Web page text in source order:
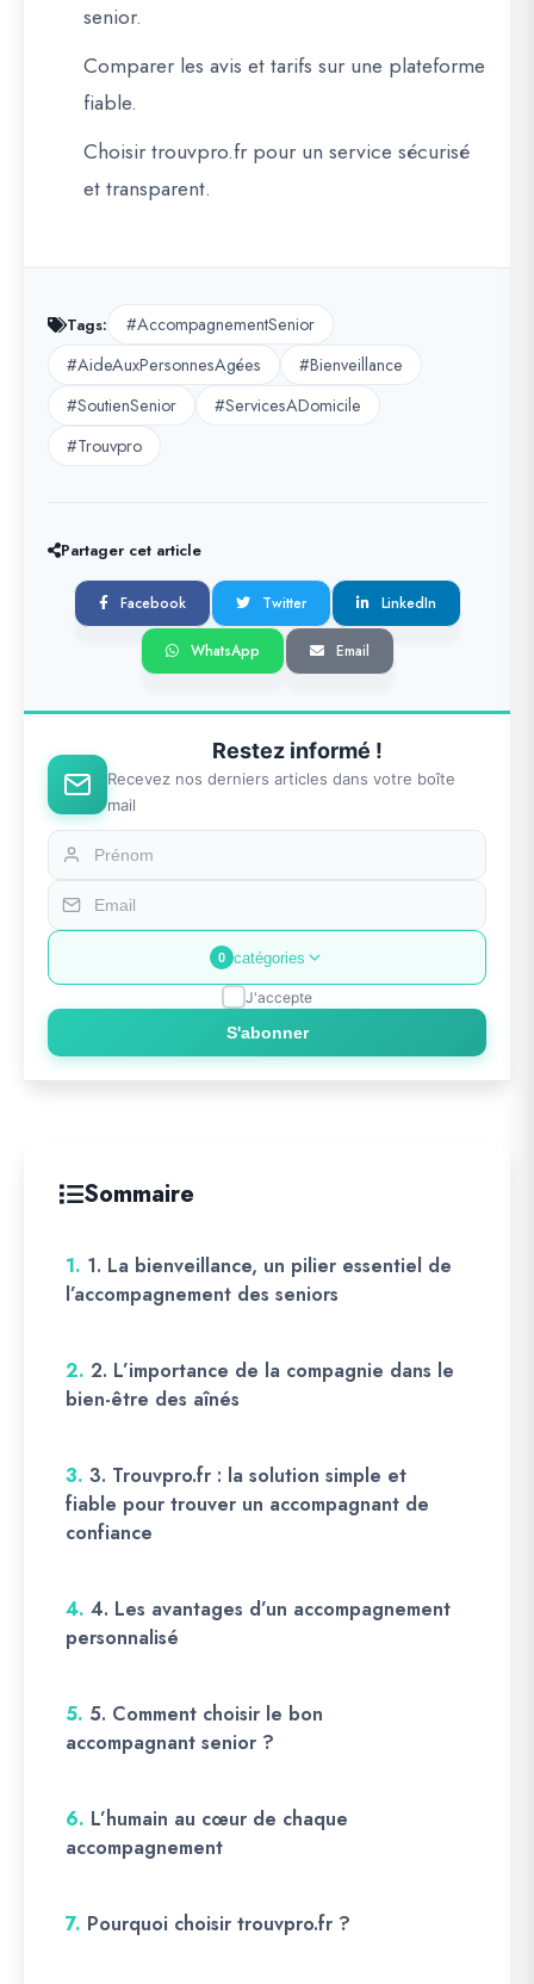
senior.
Comparer les avis et tarifs sur une plateforme
fiable.
Choisirtrouvpro.fr pour un service sécurisé
et transparent.
Tags:
#AccompagnementSenior
#AideAuxPersonnesAgées
#Bienveillance
#SoutienSenior
#ServicesADomicile
#Trouvpro
Partager cet article
Facebook Twitter LinkedIn
WhatsApp Email
Restez informé !
Recevez nos derniers articles dans votre boîte
mail
0 catégories
J'accepte
S'abonner
Sommaire
1. 1. La bienveillance, un pilier essentiel de
l’accompagnement des seniors
2. 2. L’importance de la compagnie dans le
bien-être des aînés
3. 3. Trouvpro.fr : la solution simple et
fiable pour trouver un accompagnant de
confiance
4. 4. Les avantages d’un accompagnement
personnalisé
5. 5. Comment choisir le bon
accompagnant senior ?
6. L’humain au cœur de chaque
accompagnement
7. Pourquoi choisir trouvpro.fr ?